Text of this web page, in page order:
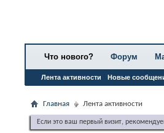
Что нового?
Лента активности Новые
Форум
Главная Лента активности
Если это ваш первый визит,